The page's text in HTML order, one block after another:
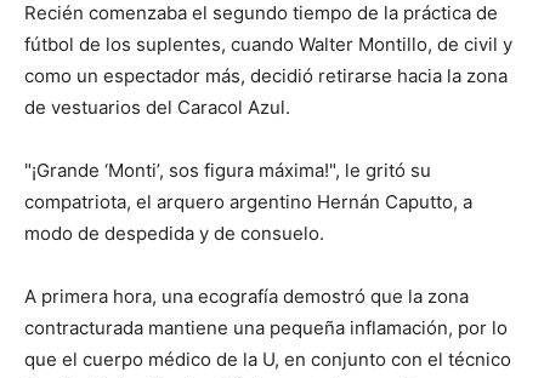
Recién comenzaba el segundo tiempo de la práctica de
fútbol de los suplentes, cuando Walter Montillo, de civil y
como un espectador más, decidió retirarse hacia la zona
de vestuarios del Caracol Azul.
"¡Grande ‘Monti’, sos figura máxima!", le gritó su
compatriota, el arquero argentino Hernán Caputto, a
modo de despedida y de consuelo.
A primera hora, una ecografía demostró que la zona
contracturada mantiene una pequeña inflamación, por lo
que el cuerpo médico de la U, en conjunto con el técnico